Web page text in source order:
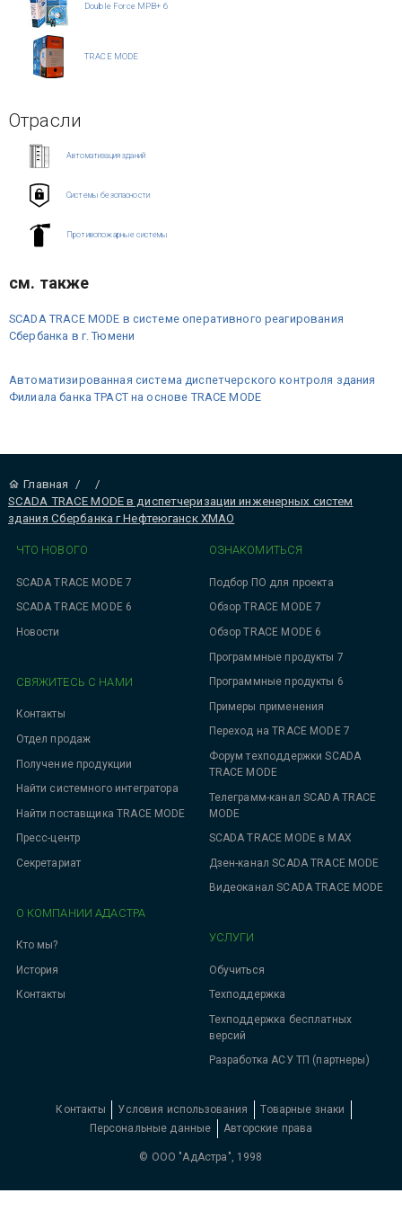
Double Force МРВ+ 6
TRACE MODE
Отрасли
Автоматизация зданий
Системы безопасности
Противопожарные системы
см. также
SCADA TRACE MODE в системе оперативного реагирования
Сбербанка в г. Тюмени
Автоматизированная система диспетчерского контроля здания
Филиала банка ТРАСТ на основе TRACE MODE
Главная /
/
SCADA TRACE MODE в диспетчеризации инженерных систем
здания Сбербанка г Нефтеюганск ХМАО
ЧТО НОВОГО
SCADA TRACE MODE 7
SCADA TRACE MODE 6
Новости
ОЗНАКОМИТЬСЯ
Подбор ПО для проекта
Обзор TRACE MODE 7
Обзор TRACE MODE 6
Программные продукты 7
Программные продукты 6
Примеры применения
Переход на TRACE MODE 7
Форум техподдержки SCADA
TRACE MODE
Телеграмм-канал SCADA TRACE
MODE
SCADA TRACE MODE в MAX
Дзен-канал SCADA TRACE MODE
Видеоканал SCADA TRACE MODE
УСЛУГИ
Обучиться
Техподдержка
Техподдержка бесплатных
версий
Разработка АСУ ТП (партнеры)
СВЯЖИТЕСЬ С НАМИ
Контакты
Отдел продаж
Получение продукции
Найти системного интегратора
Найти поставщика TRACE MODE
Пресс-центр
Секретариат
О КОМПАНИИ АДАСТРА
Кто мы?
История
Контакты
Контакты Условия использования
Товарные знаки
Персональные данные
Авторские права
© ООО "АдАстра", 1998